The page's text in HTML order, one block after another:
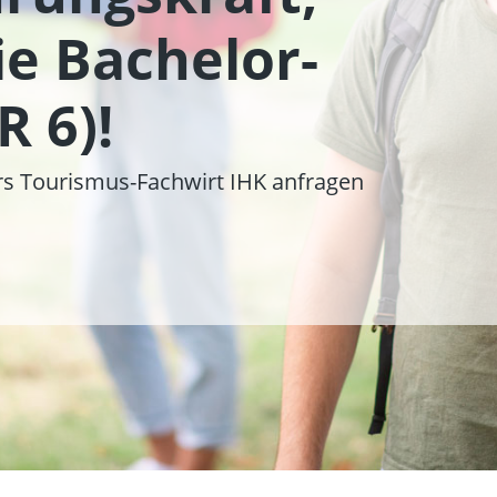
Bachelor-
6)!
Tourismus-Fachwirt IHK anfragen
Beratung
und wo du
Touristik-Fachkraft anfordern